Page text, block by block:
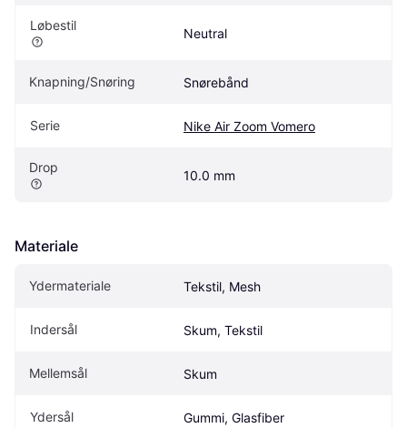
Løbestil
Neutral
Knapning/Snøring Snørebånd
Serie Nike Air Zoom Vomero
Drop
10.0 mm
Materiale
Ydermateriale Tekstil, Mesh
Indersål Skum, Tekstil
Mellemsål Skum
Ydersål Gummi, Glasfiber